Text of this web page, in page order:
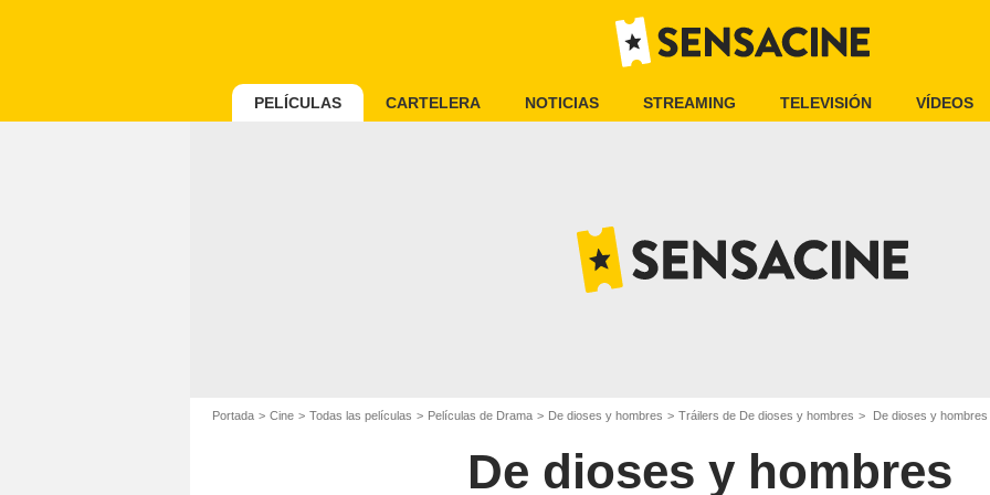
PELÍCULAS CARTELERA NOTICIAS STREAMING TELEVISIÓN VÍDEOS
Portada Cine Todas las películas Películas de Drama De dioses y hombres Tráilers de De dioses y hombres De dioses y
De dioses y hombres